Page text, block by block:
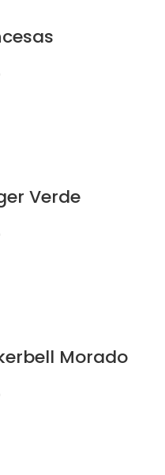
Verde
Morado